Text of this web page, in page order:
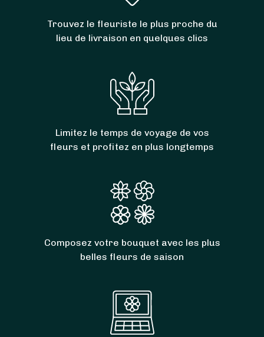
Trouvez le fleuriste le plus proche du
lieu de livraison en quelques clics
Limitez le temps de voyage de vos
fleurs et profitez en plus longtemps
Composez votre bouquet avec les plus
belles fleurs de saison